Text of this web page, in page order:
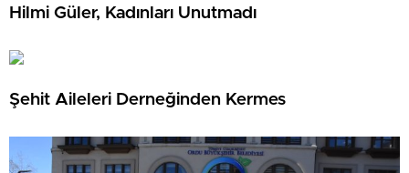
Hilmi Güler, Kadınları Unutmadı
Şehit Aileleri Derneğinden Kermes